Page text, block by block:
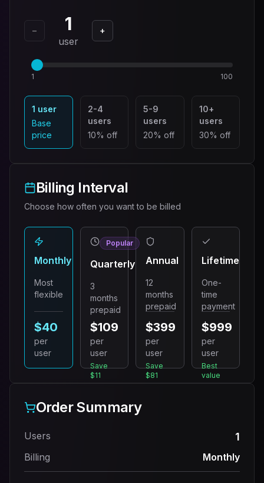
− 1
user
+
1 100
1 user
Base
price
2-4
users
10% off
5-9
users
20% off
10+
users
30% off
Billing Interval
Choose how often you want to be billed
Monthly
Most
flexible
$40
per
user
Popular
Quarterly
3
months
prepaid
$109
per
user
Save
$11
Annual
12
months
prepaid
$399
per
user
Save
$81
Lifetime
One-
time
payment
$999
per
user
Best
value
Order Summary
Users 1
Billing Monthly